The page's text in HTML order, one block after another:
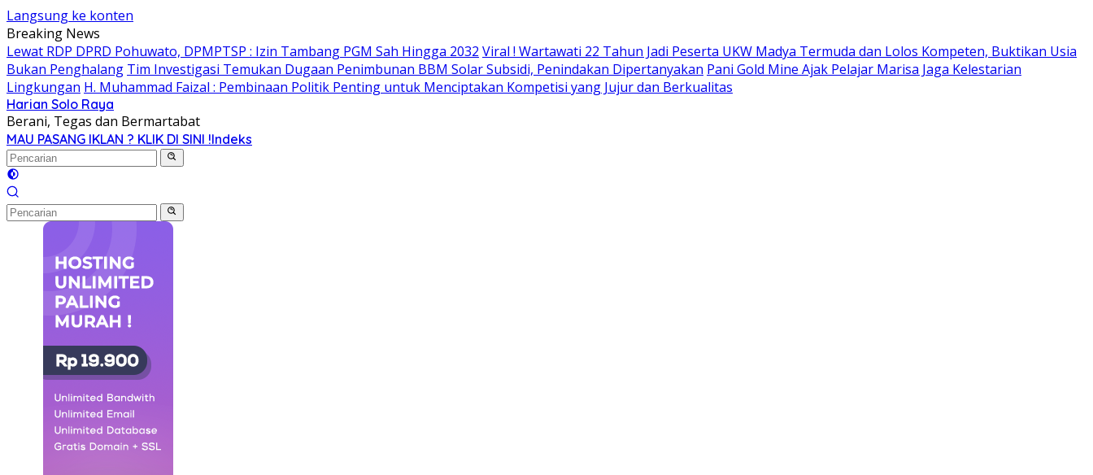
Langsung ke konten
Breaking News
Lewat RDP DPRD Pohuwato, DPMPTSP : Izin Tambang PGM Sah Hingga 2032 Viral ! Wartawati 22 Tahun Jadi Peserta UKW Madya Termuda dan Lolos Kompeten, Buktikan Usia
Bukan Penghalang Tim Investigasi Temukan Dugaan Penimbunan BBM Solar Subsidi, Penindakan Dipertanyakan Pani Gold Mine Ajak Pelajar Marisa Jaga Kelestarian
Lingkungan H. Muhammad Faizal : Pembinaan Politik Penting untuk Menciptakan Kompetisi yang Jujur dan Berkualitas
Harian Solo Raya
Berani, Tegas dan Bermartabat
MAU PASANG IKLAN ? KLIK DI SINI !Indeks